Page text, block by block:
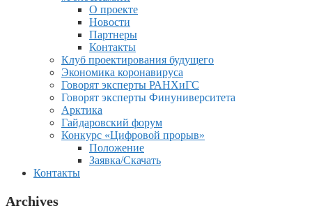
О проекте
Новости
Партнеры
Контакты
Клуб проектирования будущего
Экономика коронавируса
Говорят эксперты РАНХиГС
Говорят эксперты Финуниверситета
Арктика
Гайдаровский форум
Конкурс «Цифровой прорыв»
Положение
Заявка/Скачать
Контакты
Archives